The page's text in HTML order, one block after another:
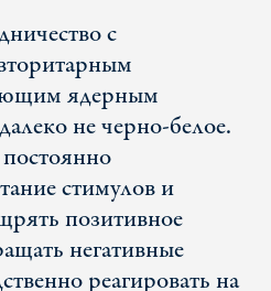
с
ядерным
не черно-белое.
стимулов и
позитивное
негативные
реагировать на